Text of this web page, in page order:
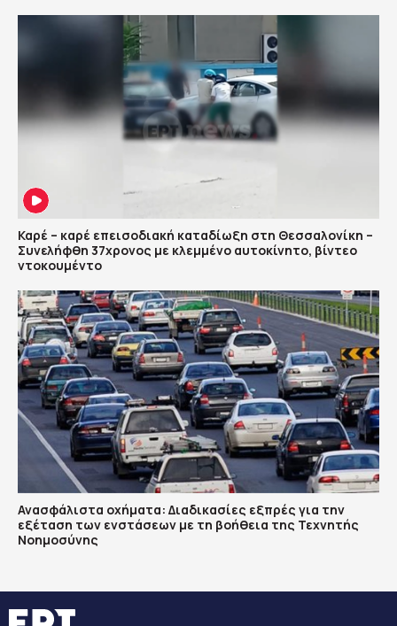
Καρέ – καρέ επεισοδιακή καταδίωξη στη Θεσσαλονίκη –
Συνελήφθη 37χρονος με κλεμμένο αυτοκίνητο, βίντεο
ντοκουμέντο
Ανασφάλιστα οχήματα: Διαδικασίες εξπρές για την
εξέταση των ενστάσεων με τη βοήθεια της Τεχνητής
Νοημοσύνης